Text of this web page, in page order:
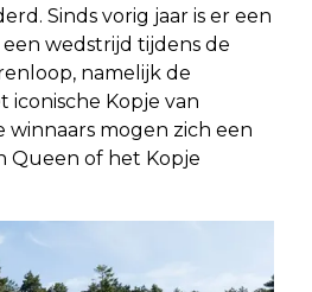
Sinds vorig jaar is er een
wedstrijd tijdens de
namelijk de
iconische Kopje van
winnaars mogen zich een
Queen of het Kopje